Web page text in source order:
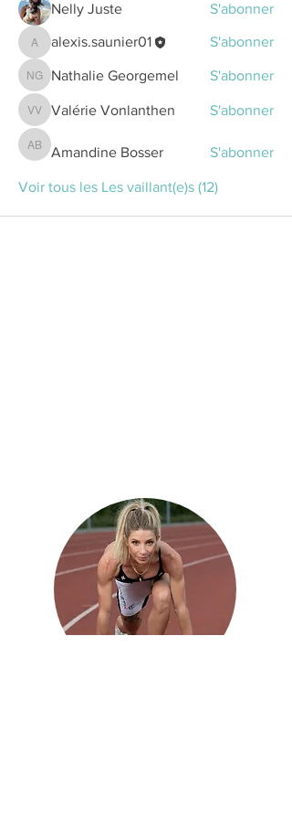
Nelly Juste
S'abonner
alexis.saunier01
alexis.saunier01 S'abonner
Nathalie Georgemel
Nathalie Georgemel S'abonner
Valérie Vonlanthen
Valérie Vonlanthen S'abonner
Amandine Bosser
Amandine Bosser S'abonner
Voir tous les Les vaillant(e)s (12)